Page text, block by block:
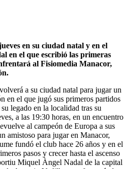
en su ciudad natal y en el
en el que escribió las primeras
al Fisiomedia Manacor,
a su ciudad natal para jugar un
en el que jugó sus primeros partidos
legado en la localidad tras su
a las 19:30 horas, en un encuentro
al campeón de Europa a sus
amistoso para jugar en Manacor,
fundó el club hace 26 años y en el
pasos y crecer hasta el ascenso
Miquel Àngel Nadal de la capital